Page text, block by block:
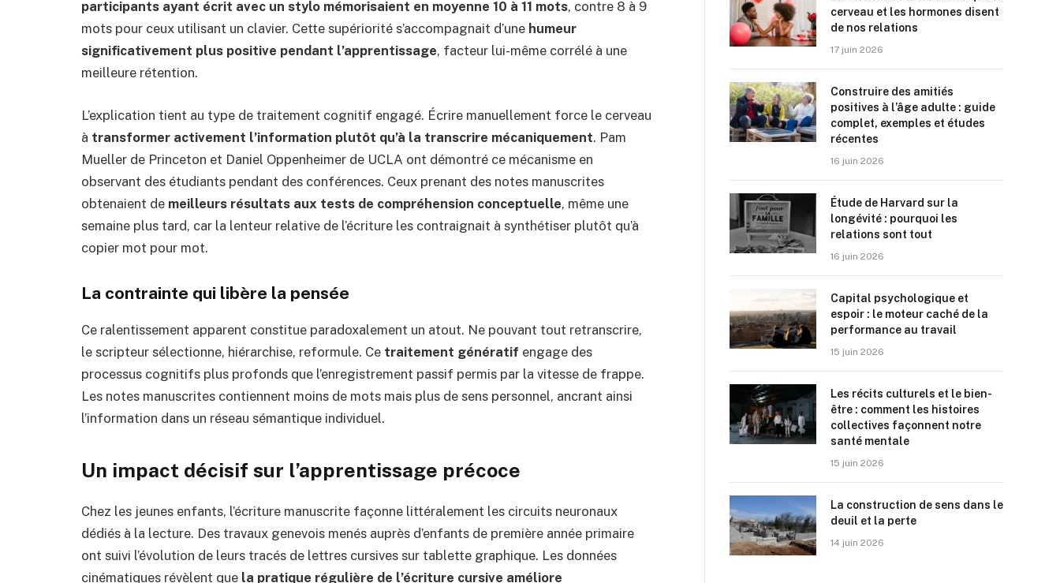
participants ayant écrit avec un stylo mémorisaient en moyenne 10 à 11 mots, contre 8 à 9
mots pour ceux utilisant un clavier. Cette supériorité s’accompagnait d’une humeur
significativement plus positive pendant l’apprentissage, facteur lui-même corrélé à une
meilleure rétention.
L’explication tient au type de traitement cognitif engagé. Écrire manuellement force le cerveau
à transformer activement l’information plutôt qu’à la transcrire mécaniquement. Pam
Mueller de Princeton et Daniel Oppenheimer de UCLA ont démontré ce mécanisme en
observant des étudiants pendant des conférences. Ceux prenant des notes manuscrites
obtenaient de meilleurs résultats aux tests de compréhension conceptuelle, même une
semaine plus tard, car la lenteur relative de l’écriture les contraignait à synthétiser plutôt qu’à
copier mot pour mot.
La contrainte qui libère la pensée
Ce ralentissement apparent constitue paradoxalement un atout. Ne pouvant tout retranscrire,
le scripteur sélectionne, hiérarchise, reformule. Ce traitement génératif engage des
processus cognitifs plus profonds que l’enregistrement passif permis par la vitesse de frappe.
Les notes manuscrites contiennent moins de mots mais plus de sens personnel, ancrant ainsi
l’information dans un réseau sémantique individuel.
Un impact décisif sur l’apprentissage précoce
Chez les jeunes enfants, l’écriture manuscrite façonne littéralement les circuits neuronaux
dédiés à la lecture. Des travaux genevois menés auprès d’enfants de première année primaire
ont suivi l’évolution de leurs tracés de lettres cursives sur tablette graphique. Les données
cinématiques révèlent que la pratique régulière de l’écriture cursive améliore
cerveau et les hormones disent
de nos relations
17 juin 2026
Construire des amitiés
positives à l’âge adulte : guide
complet, exemples et études
récentes
16 juin 2026
Étude de Harvard sur la
longévité : pourquoi les
relations sont tout
16 juin 2026
Capital psychologique et
espoir : le moteur caché de la
performance au travail
15 juin 2026
Les récits culturels et le bien-
être : comment les histoires
collectives façonnent notre
santé mentale
15 juin 2026
La construction de sens dans le
deuil et la perte
14 juin 2026